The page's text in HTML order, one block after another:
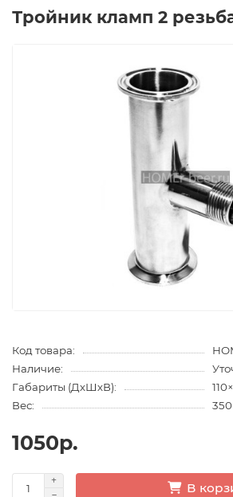
Тройник кламп 2
Код товара:
Наличие:
Габариты (ДхШхВ):
Вес:
350
1050р.
В